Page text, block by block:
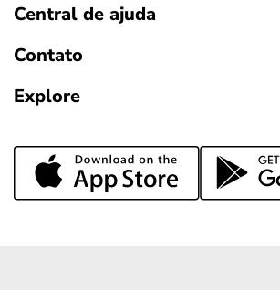
Central de ajuda
Contato
Explore